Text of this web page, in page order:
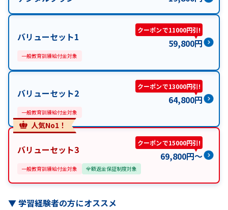
バリューセット1
クーポンで11000円引!
59,800円
一般教育訓練給付金対象
バリューセット2
クーポンで13000円引!
64,800円
一般教育訓練給付金対象
人気No1！
バリューセット3
クーポンで15000円引!
69,800円〜
一般教育訓練給付金対象 全額返金保証制度対象
▼学習経験者の方にオススメ